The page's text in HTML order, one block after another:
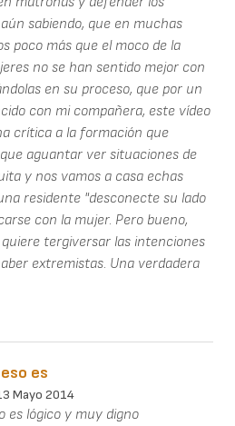
sabiendo, que en muchas
poco más que el moco de la
no se han sentido mejor con
en su proceso, que por un
con mi compañera, este vídeo
crítica a la formación que
aguantar ver situaciones de
y nos vamos a casa echas
residente "desconecte su lado
con la mujer. Pero bueno,
tergiversar las intenciones
extremistas. Una verdadera
es
Mayo 2014
es lógico y muy digno